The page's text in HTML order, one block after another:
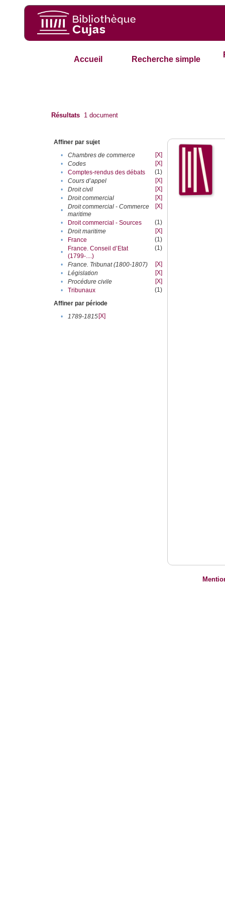
Accueil Recherche simple
Résultats 1 document
Affiner par sujet
•
Chambres de commerce
[X]
•
Codes
[X]
•
Comptes-rendus des débats
(1)
•
Cours d’appel
[X]
•
Droit civil
[X]
•
Droit commercial
[X]
•
Droit commercial - Commerce
maritime
[X]
• Droit commercial - Sources
(1)
•
Droit maritime
[X]
•
France
(1)
•
France. Conseil d’Etat
(1799-....)
(1)
• France. Tribunat (1800-1807)
[X]
•
Législation
[X]
•
Procédure civile
[X]
•
Tribunaux
(1)
Affiner par période
•
1789-1815[X]